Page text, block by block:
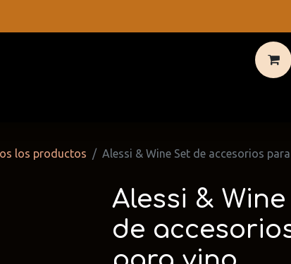
los productos Alessi & Wine Set de accesorios
Alessi &
de